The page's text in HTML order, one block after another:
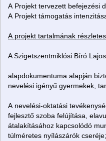
A Projekt tervezett befejezési
A Projekt támogatás
A projekt tartalmának
A Szigetszentmiklósi Bíró
alapdokumentuma alapján
nevelési igényű gyermekek,
A nevelési-oktatási
fejlesztő szoba felújítása,
átalakításához kapcsolódó
túlméretes nyílászárók